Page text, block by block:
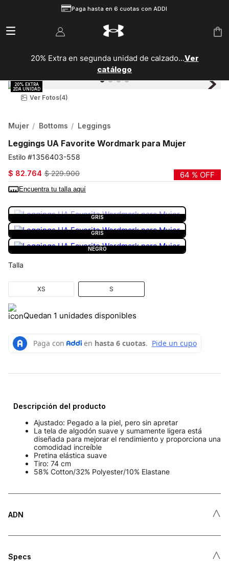
Paga hasta en 6 cuotas con ADDI
20% Extra en segunda unidad de calzado...Ver
catálogo
Ver Fotos(4)
Mujer Bottoms Leggings
Leggings UA Favorite Wordmark para Mujer
1356403-558
$ 82.764 $ 229.900 64 % OFF
Encuentra tu talla aquí
GRIS
GRIS
NEGRO
Talla
XS S
Quedan 1 unidades disponibles
Descripción del producto
Ajustado: Pegado a la piel, pero sin apretar
La tela de algodón suave y sumamente ligera está
diseñada para mejorar el rendimiento y proporciona una
comodidad increíble
Pretina elástica suave
Tiro: 74 cm
58% Cotton/32% Polyester/10% Elastane
ADN ˄
Specs ˄